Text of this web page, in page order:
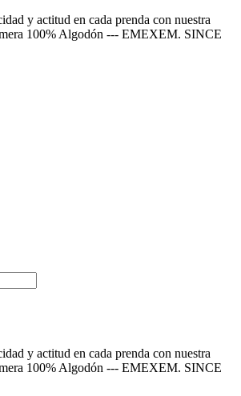
y actitud en cada prenda con nuestra
100% Algodón --- EMEXEM. SINCE
y actitud en cada prenda con nuestra
100% Algodón --- EMEXEM. SINCE